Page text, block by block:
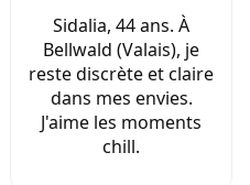
Sidalia, 44 ans. À
Bellwald (Valais), je
reste discrète et claire
dans mes envies.
J'aime les moments
chill.